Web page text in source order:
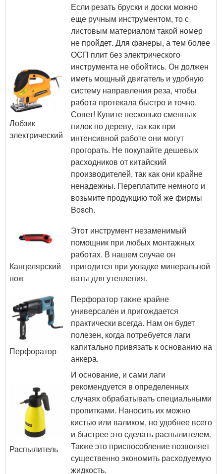
Лобзик
электрический
Если резать бруски и доски можно
еще ручным инструментом, то с
листовым материалом такой номер
не пройдет. Для фанеры, а тем более
ОСП плит без электрического
инструмента не обойтись. Он должен
иметь мощный двигатель и удобную
систему направления реза, чтобы
работа протекала быстро и точно.
Совет! Купите несколько сменных
пилок по дереву, так как при
интенсивной работе они могут
прогорать. Не покупайте дешевых
расходников от китайский
производителей, так как они крайне
ненадежны. Переплатите немного и
возьмите продукцию той же фирмы
Bosch.
Канцелярский
нож
Этот инструмент незаменимый
помощник при любых монтажных
работах. В нашем случае он
пригодится при укладке минеральной
ваты для утепления.
Перфоратор
Перфоратор также крайне
универсален и пригождается
практически всегда. Нам он будет
полезен, когда потребуется лаги
капитально привязать к основанию на
анкера.
Распылитель
И основание, и сами лаги
рекомендуется в определенных
случаях обрабатывать специальными
пропитками. Наносить их можно
кистью или валиком, но удобнее всего
и быстрее это сделать распылителем.
Также это приспособление позволяет
существенно экономить расходуемую
жидкость.